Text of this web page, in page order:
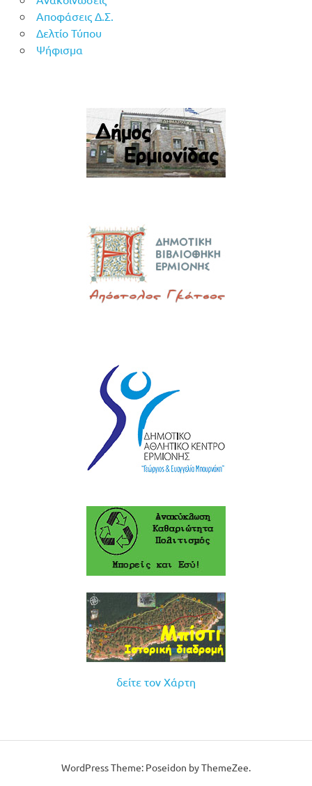
Αποφάσεις Δ.Σ.
Δελτίο Τύπου
Ψήφισμα
δείτε τον Χάρτη
WordPress Theme: Poseidon by ThemeZee.